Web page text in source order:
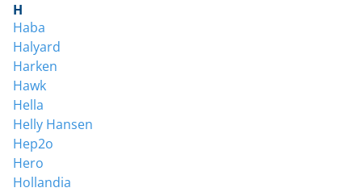
H
Haba
Halyard
Harken
Hawk
Hella
Helly Hansen
Hep2o
Hero
Hollandia